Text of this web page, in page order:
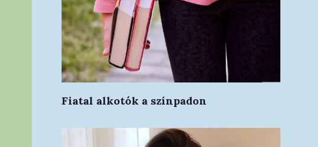
Fiatal alkotók a színpadon